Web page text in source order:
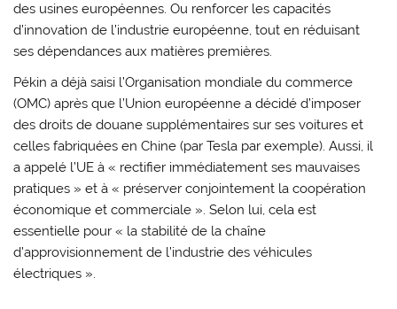
des usines européennes. Ou renforcer les capacités
d’innovation de l’industrie européenne, tout en réduisant
ses dépendances aux matières premières.
Pékin a déjà saisi l’Organisation mondiale du commerce
(OMC) après que l’Union européenne a décidé d’imposer
des droits de douane supplémentaires sur ses voitures et
celles fabriquées en Chine (par Tesla par exemple). Aussi, il
a appelé l’UE à « rectifier immédiatement ses mauvaises
pratiques » et à « préserver conjointement la coopération
économique et commerciale ». Selon lui, cela est
essentielle pour « la stabilité de la chaîne
d’approvisionnement de l’industrie des véhicules
électriques ».